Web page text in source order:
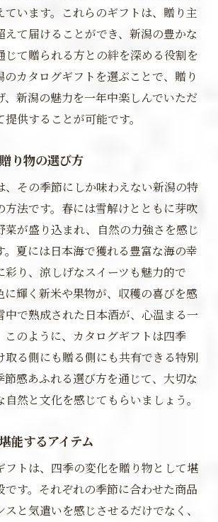
ています。これらのギフトは、贈り主
えて届けることができ、新潟の豊かな
じて贈られる方との絆を深める役割を
カタログギフトを選ぶことで、贈り
、新潟の魅力を一年中楽しんでいただ
供することが可能です。
り物の選び方
、その季節にしか味わえない新潟の特
方法です。春には雪解けとともに芽吹
菜が盛り込まれ、自然の力強さを感じ
。夏には日本海で獲れる豊富な海の幸
彩り、涼しげなスイーツも魅力的で
に輝く新米や果物が、収穫の喜びを感
中で熟成された日本酒が、心温まる一
このように、カタログギフトは四季
取る側にも贈る側にも共有できる特別
節感あふれる選び方を通じて、大切な
然と文化を感じてもらいましょう。
能するアイテム
フトは、四季の変化を贈り物として堪
です。それぞれの季節に合わせた商品
と気遣いを感じさせるだけでなく、